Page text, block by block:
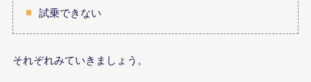
試乗できない
それぞれみていきましょう。